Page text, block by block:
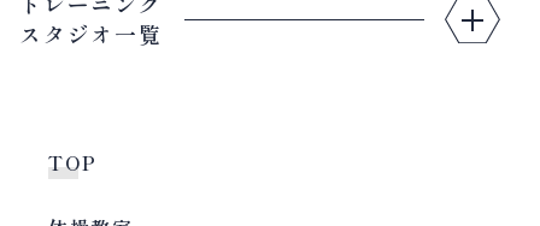
スタジオ一覧
TOP